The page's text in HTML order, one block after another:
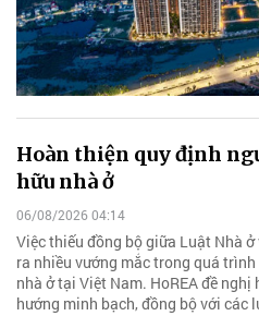
Hoàn thiện quy định
hữu nhà ở
06/08/2026 04:14
Việc thiếu đồng bộ giữa Luật Nhà
ra nhiều vướng mắc trong quá
nhà ở tại Việt Nam. HoREA đề
hướng minh bạch, đồng bộ với các